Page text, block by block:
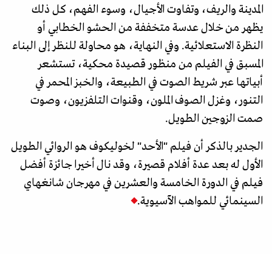
المدينة والريف، وتفاوت الأجيال، وسوء الفهم، كل ذلك
يظهر من خلال عدسة متخففة من الحشو الخطابي أو
النظرة الاستعلائية. وفي النهاية، هو محاولة للنظر إلى البناء
المسبق في الفيلم من منظور قصيدة محكية، تستشعر
أبياتها عبر شريط الصوت في الطبيعة، والخبز المحمر في
التنور، وغزل الصوف الملون، وقنوات التلفزيون، وصوت
صمت الزوجين الطويل.
الجدير بالذكر أن فيلم "الأحد" لخوليكوف هو الروائي الطويل
الأول له بعد عدة أفلام قصيرة، وقد نال أخيرا جائزة أفضل
فيلم في الدورة الخامسة والعشرين في مهرجان شانغهاي
السينمائي للمواهب الآسيوية.